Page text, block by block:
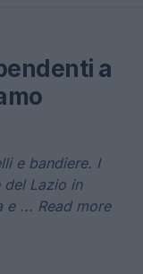
a
e bandiere. I
del Lazio in
e ... Read more